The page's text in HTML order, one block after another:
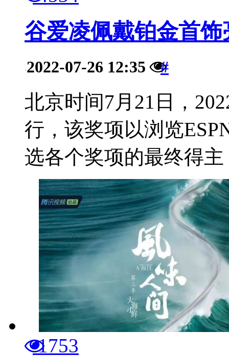
谷爱凌佩戴铂金首
·2022-07-26 12:35 #
北京时间7月21日，
行，该奖项以浏览
选各个奖项的最终得主
1753